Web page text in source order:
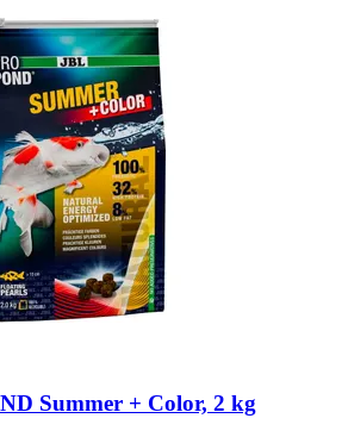
Summer + Color, 2 kg